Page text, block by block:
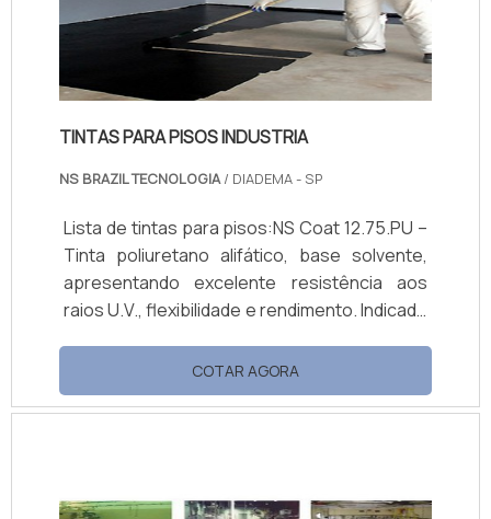
TINTAS PARA PISOS INDUSTRIA
NS BRAZIL TECNOLOGIA/ DIADEMA - SP
Lista de tintas para pisos:NS Coat 12.75.PU –
Tinta poliuretano alifático, base solvente,
apresentando excelente resistência aos
raios U.V., flexibilidade e rendimento. Indicado
estruturas metálicas e de madeira, ou como
acabamento de pisos resinados em áreas
externas. Acabamento brilhante ou semi
COTAR AGORA